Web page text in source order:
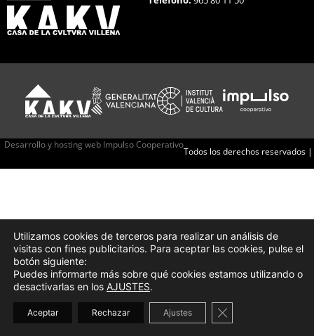
Todos los derechos reservados |
Desarrollo y hosting web Impulso Cooperativo
Utilizamos cookies de terceros para realizar un análisis de
visitas con fines publicitarios. Para aceptar las cookies, pulse el
botón siguiente:
Puedes informarte más sobre qué cookies estamos utilizando o
desactivarlas en los AJUSTES.
Aceptar Rechazar Ajustes Cerrar el banner de